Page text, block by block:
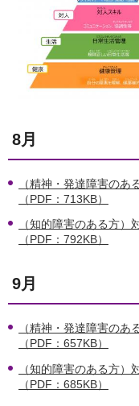
8月
（精神・発達障害のあ
（PDF：713KB）
（知的障害のある方）
（PDF：792KB）
9月
（精神・発達障害のあ
（PDF：657KB）
（知的障害のある方）
（PDF：685KB）